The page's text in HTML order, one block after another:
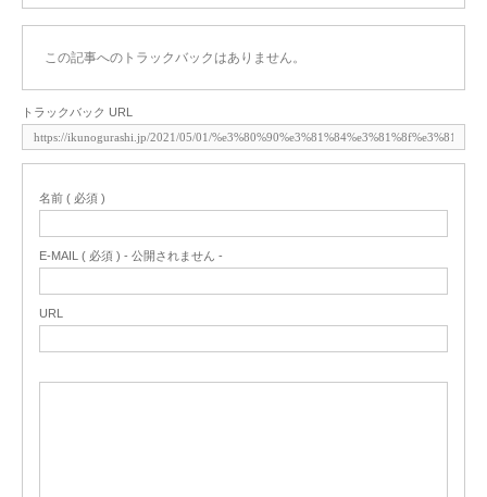
この記事へのトラックバックはありません。
トラックバック URL
名前 ( 必須 )
E-MAIL ( 必須 ) - 公開されません -
URL